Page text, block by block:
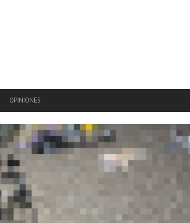
OPINIONES